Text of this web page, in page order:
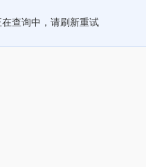
在查询中，请刷新重试